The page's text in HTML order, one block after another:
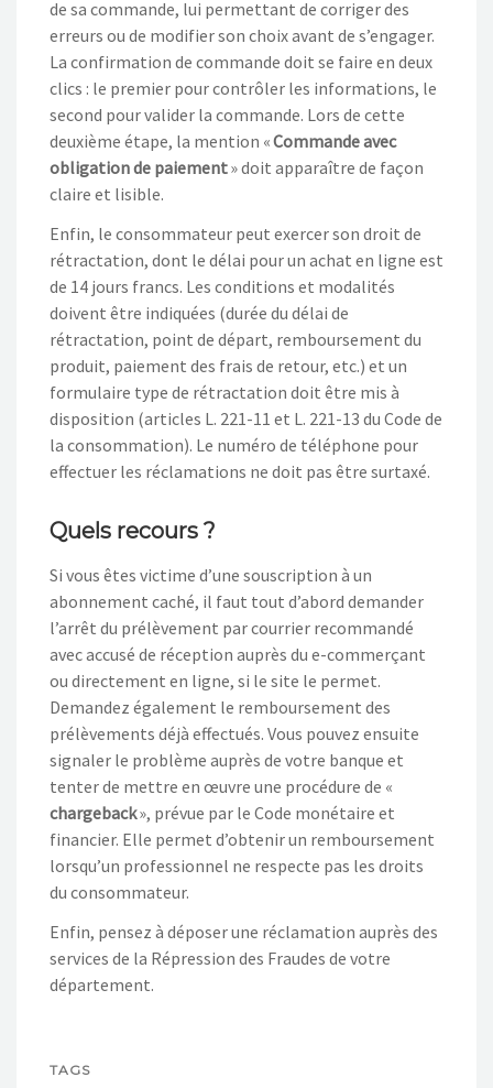
de sa commande, lui permettant de corriger des
erreurs ou de modifier son choix avant de s’engager.
La confirmation de commande doit se faire en deux
clics : le premier pour contrôler les informations, le
second pour valider la commande. Lors de cette
deuxième étape, la mention «Commande avec
obligation de paiement» doit apparaître de façon
claire et lisible.
Enfin, le consommateur peut exercer son droit de
rétractation, dont le délai pour un achat en ligne est
de 14 jours francs. Les conditions et modalités
doivent être indiquées (durée du délai de
rétractation, point de départ, remboursement du
produit, paiement des frais de retour, etc.) et un
formulaire type de rétractation doit être mis à
disposition (articles L. 221-11 et L. 221-13 du Code de
la consommation). Le numéro de téléphone pour
effectuer les réclamations ne doit pas être surtaxé.
Quels recours ?
Si vous êtes victime d’une souscription à un
abonnement caché, il faut tout d’abord demander
l’arrêt du prélèvement par courrier recommandé
avec accusé de réception auprès du e-commerçant
ou directement en ligne, si le site le permet.
Demandez également le remboursement des
prélèvements déjà effectués. Vous pouvez ensuite
signaler le problème auprès de votre banque et
tenter de mettre en œuvre une procédure de «
chargeback», prévue par le Code monétaire et
financier. Elle permet d’obtenir un remboursement
lorsqu’un professionnel ne respecte pas les droits
du consommateur.
Enfin, pensez à déposer une réclamation auprès des
services de la Répression des Fraudes de votre
département.
TAGS